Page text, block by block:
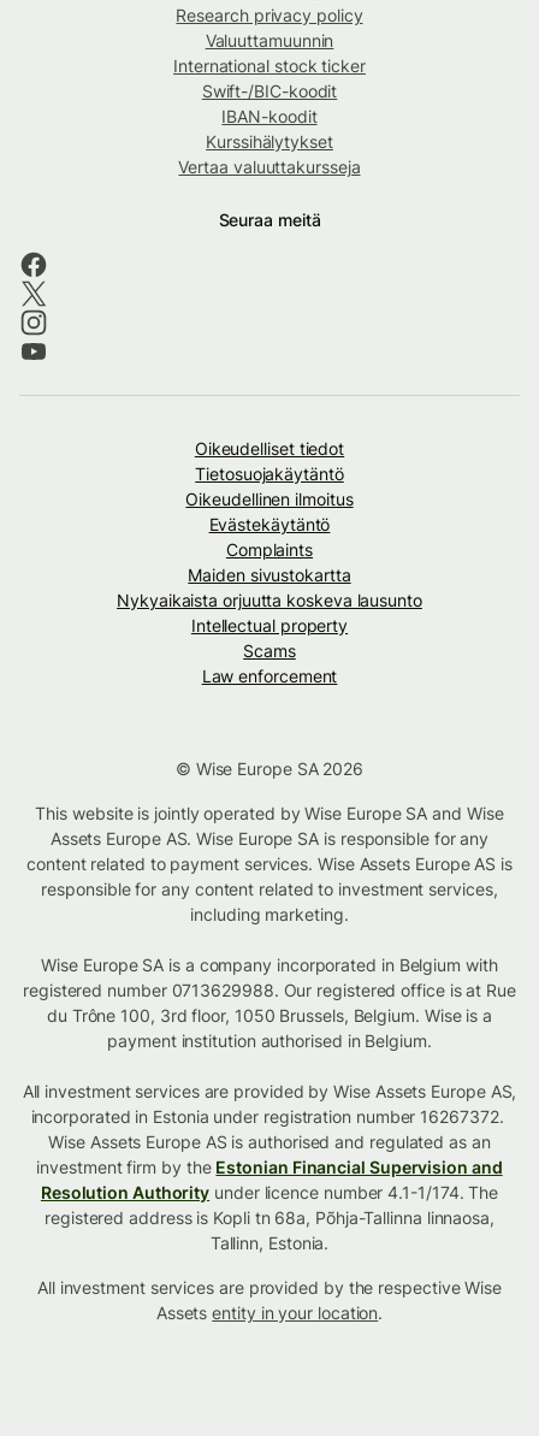
Research privacy policy
Valuuttamuunnin
International stock ticker
Swift-/BIC-koodit
IBAN-koodit
Kurssihälytykset
Vertaa valuuttakursseja
Seuraa meitä
Oikeudelliset tiedot
Tietosuojakäytäntö
Oikeudellinen ilmoitus
Evästekäytäntö
Complaints
Maiden sivustokartta
Nykyaikaista orjuutta koskeva lausunto
Intellectual property
Scams
Law enforcement
© Wise Europe SA 2026
This website is jointly operated by Wise Europe SA and Wise
Assets Europe AS. Wise Europe SA is responsible for any
content related to payment services. Wise Assets Europe AS is
responsible for any content related to investment services,
including marketing.
Wise Europe SA is a company incorporated in Belgium with
registered number 0713629988. Our registered office is at Rue
du Trône 100, 3rd floor, 1050 Brussels, Belgium. Wise is a
payment institution authorised in Belgium.
All investment services are provided by Wise Assets Europe AS,
incorporated in Estonia under registration number 16267372.
Wise Assets Europe AS is authorised and regulated as an
investment firm by the Estonian Financial Supervision and
Resolution Authority under licence number 4.1-1/174. The
registered address is Kopli tn 68a, Põhja-Tallinna linnaosa,
Tallinn, Estonia.
All investment services are provided by the respective Wise
Assetsentity in your location.